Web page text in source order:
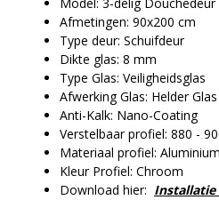
Model: 3-delig Douchedeur
Afmetingen: 90x200 cm
Type deur: Schuifdeur
Dikte glas: 8 mm
Type Glas: Veiligheidsglas
Afwerking Glas: Helder Glas
Anti-Kalk: Nano-Coating
Verstelbaar profiel: 880 -
Materiaal profiel: Aluminium
Kleur Profiel: Chroom
Download hier: Installatie